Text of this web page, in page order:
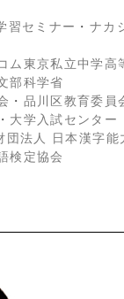
習セミナー ・ ナカ
ム東京私立中学高
部科学省
・ 品川区教育委員
・ 大学入試センター
団法人 日本漢字能
検定協会